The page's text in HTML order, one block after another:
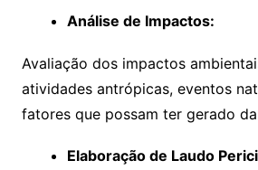
Análise de Impactos:
Avaliação dos impactos
atividades antrópicas, eventos
fatores que possam ter gerado
Elaboração de Laudo